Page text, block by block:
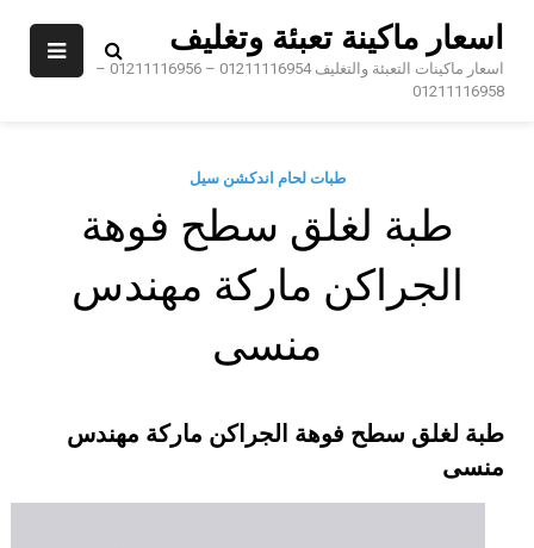
اسعار ماكينة تعبئة وتغليف
اسعار ماكينات التعبئة والتغليف 01211116954 – 01211116956 –
01211116958
طبات لحام اندكشن سيل
طبة لغلق سطح فوهة
الجراكن ماركة مهندس
منسى
طبة لغلق سطح فوهة الجراكن ماركة مهندس
منسى